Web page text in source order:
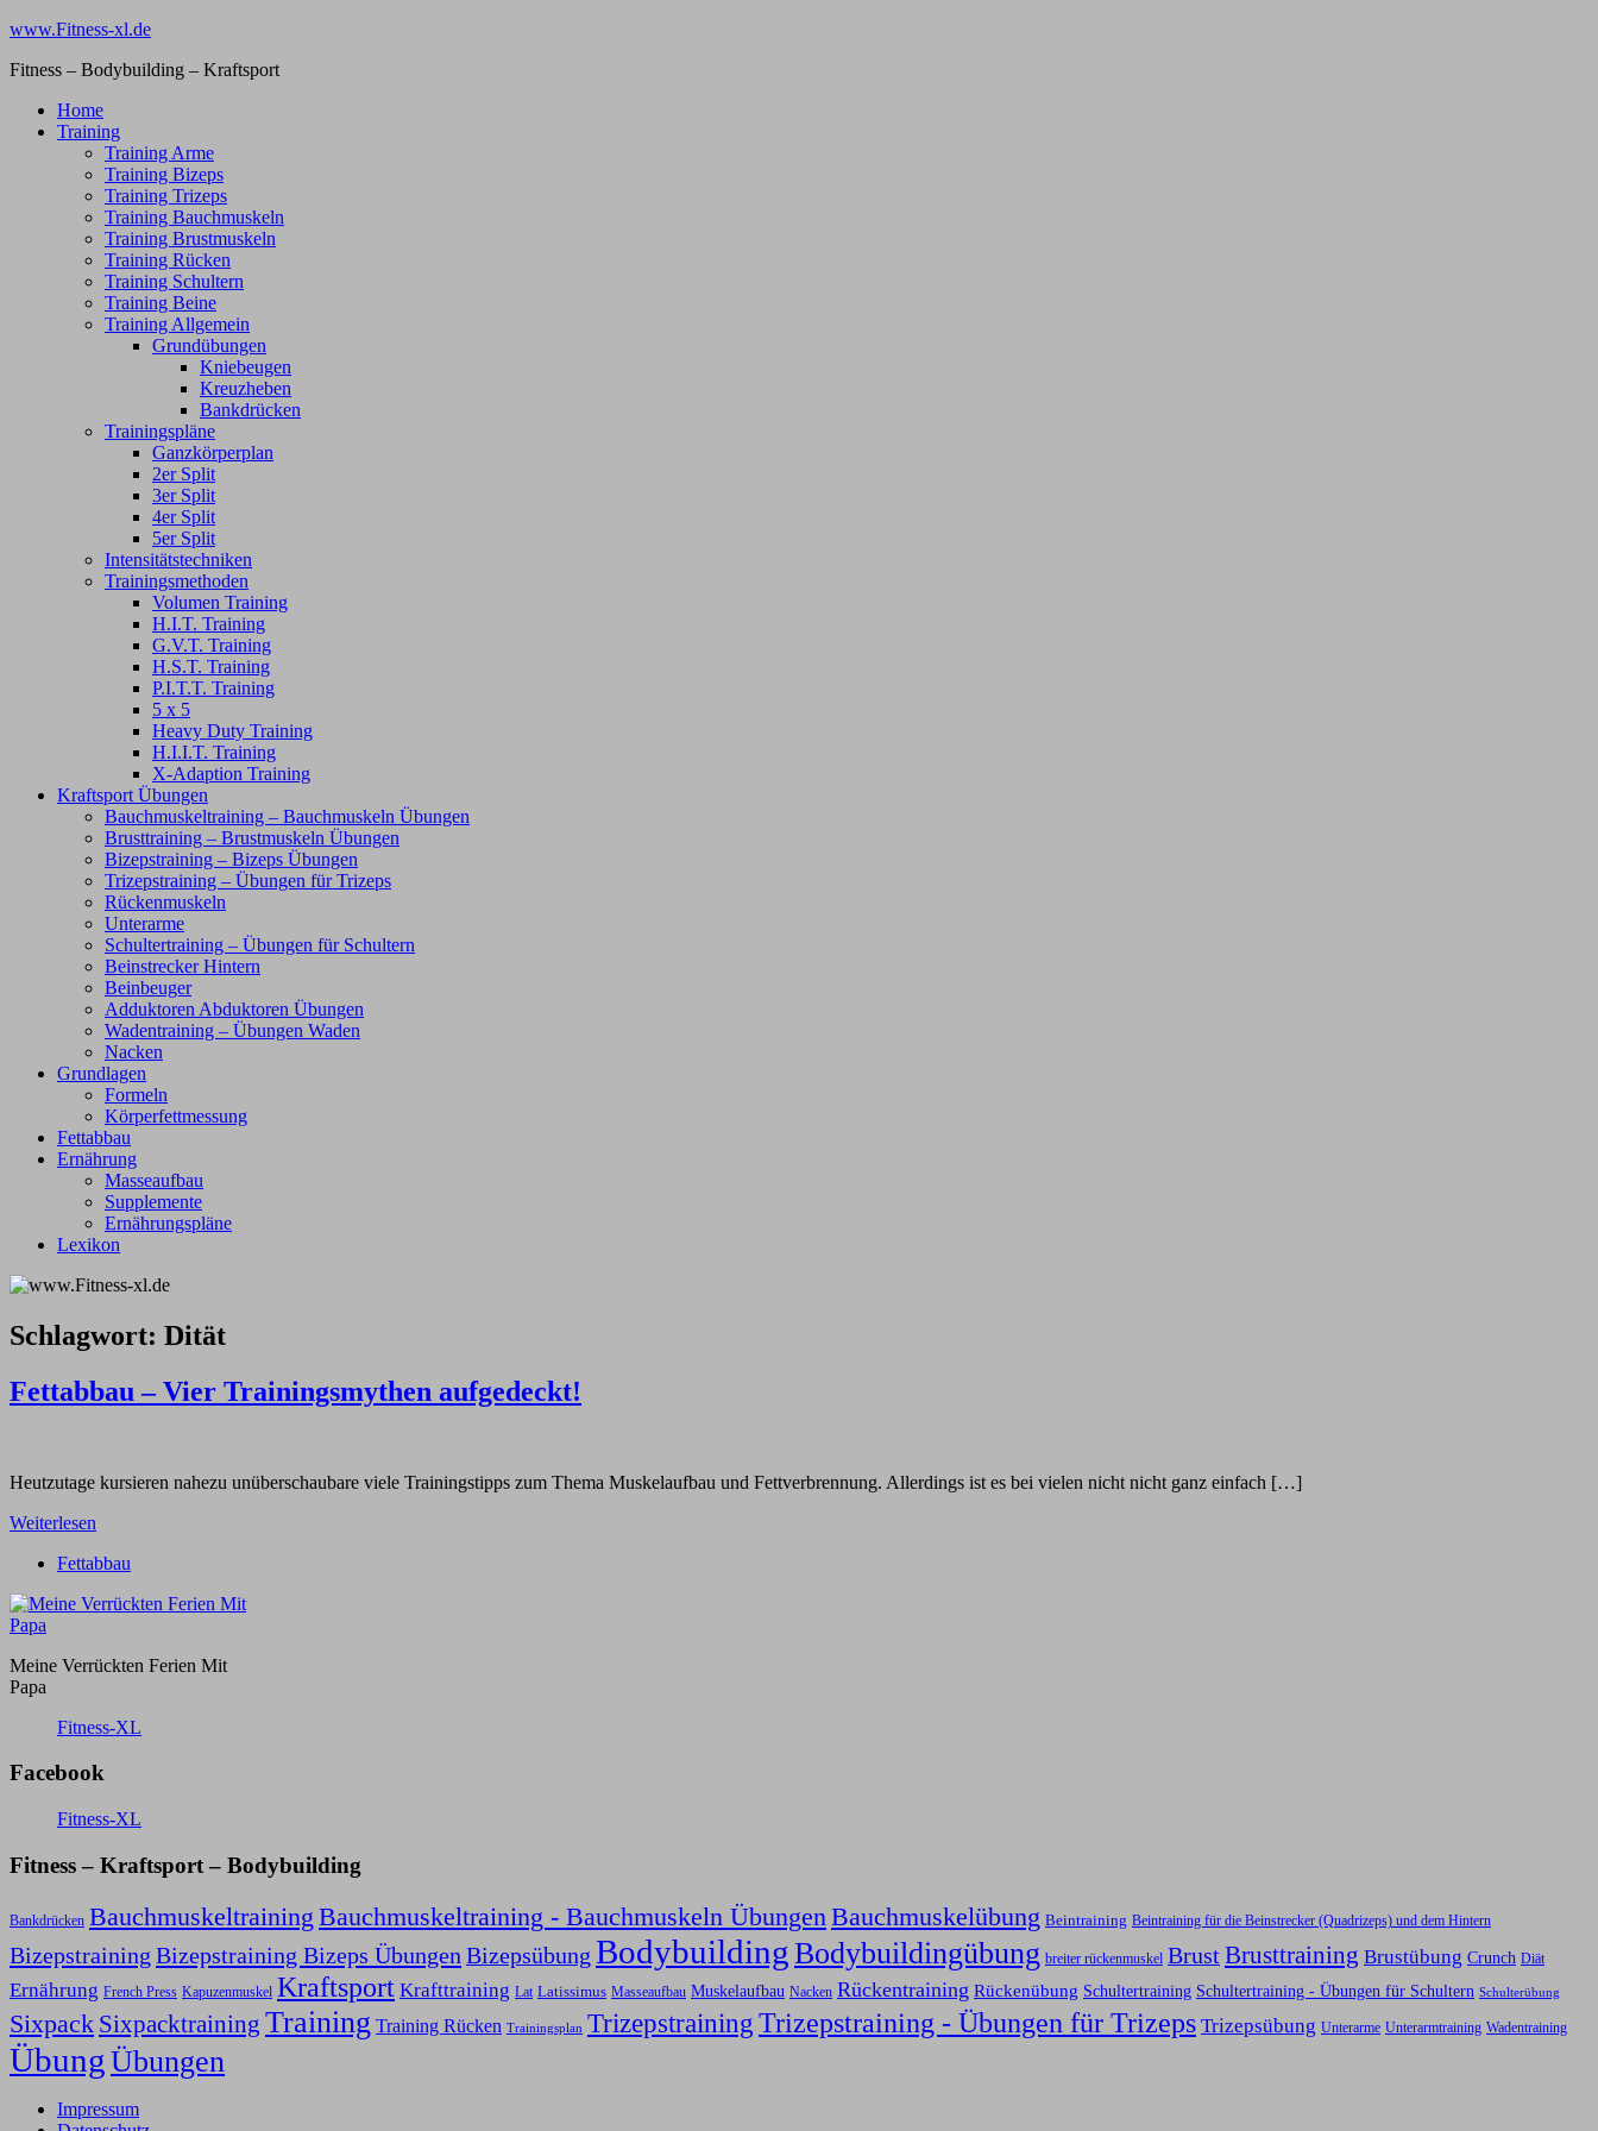
Zum
springen
www.Fitness-xl.de
Fitness – Bodybuilding – Kraftsport
Home
Training
Training Arme
Training Bizeps
Training Trizeps
Training Bauchmuskeln
Training Brustmuskeln
Training Rücken
Training Schultern
Training Beine
Training Allgemein
Grundübungen
Kniebeugen
Kreuzheben
Bankdrücken
Trainingspläne
Ganzkörperplan
2er Split
3er Split
4er Split
5er Split
Intensitätstechniken
Trainingsmethoden
Volumen Training
H.I.T. Training
G.V.T. Training
H.S.T. Training
P.I.T.T. Training
5 x 5
Heavy Duty Training
H.I.I.T. Training
X-Adaption Training
Kraftsport Übungen
Bauchmuskeltraining – Bauchmuskeln Übungen
Brusttraining – Brustmuskeln Übungen
Bizepstraining – Bizeps Übungen
Trizepstraining – Übungen für Trizeps
Rückenmuskeln
Unterarme
Schultertraining – Übungen für Schultern
Beinstrecker Hintern
Beinbeuger
Adduktoren Abduktoren Übungen
Wadentraining – Übungen Waden
Nacken
Grundlagen
Formeln
Körperfettmessung
Fettabbau
Ernährung
Masseaufbau
Supplemente
Ernährungspläne
Lexikon
Schlagwort: Dität
Fettabbau – Vier Trainingsmythen aufgedeckt!
Heutzutage kursieren nahezu unüberschaubare viele Trainingstipps zum Thema Muskelaufbau und Fettverbrennung. Allerdings ist es bei vielen nicht nicht ganz einfach […]
Weiterlesen
Fettabbau
Meine Verrückten Ferien Mit
Papa
Fitness-XL
Facebook
Fitness-XL
Fitness – Kraftsport – Bodybuilding
Bankdrücken Bauchmuskeltraining Bauchmuskeltraining - Bauchmuskeln Übungen Bauchmuskelübung Beintraining Beintraining für die Beinstrecker (Quadrizeps) und dem Hintern
Bizepstraining Bizepstraining Bizeps Übungen Bizepsübung BodybuildingBodybuildingübung breiter rückenmuskel Brust Brusttraining Brustübung Crunch Diät
Ernährung French Press Kapuzenmuskel Kraftsport Krafttraining Lat Latissimus Masseaufbau Muskelaufbau Nacken Rückentraining Rückenübung Schultertraining Schultertraining - Übungen für Schultern Schulterübung
Sixpack Sixpacktraining Training Training Rücken Trainingsplan TrizepstrainingTrizepstraining - Übungen für Trizeps Trizepsübung Unterarme Unterarmtraining Wadentraining
ÜbungÜbungen
Impressum